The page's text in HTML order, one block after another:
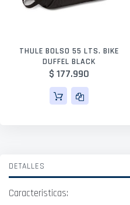
THULE BOLSO 55 LTS. BIKE
DUFFEL BLACK
$ 177.990
DETALLES
Caracteristicas: